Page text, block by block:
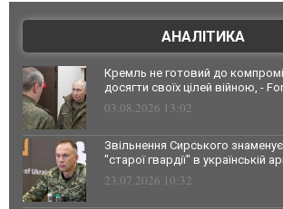
АНАЛІТИКА
Кремль не готовий до
досягти своїх цілей війною, -
03.08.2026 13:02
Звільнення Сирського знаменує
"старої гвардії" в українській
23.07.2026 10:32